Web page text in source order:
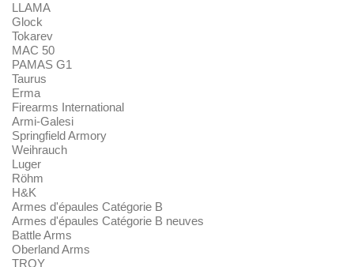
LLAMA
Glock
Tokarev
MAC 50
PAMAS G1
Taurus
Erma
Firearms International
Armi-Galesi
Springfield Armory
Weihrauch
Luger
Röhm
H&K
Armes d'épaules Catégorie B
Armes d'épaules Catégorie B neuves
Battle Arms
Oberland Arms
TROY